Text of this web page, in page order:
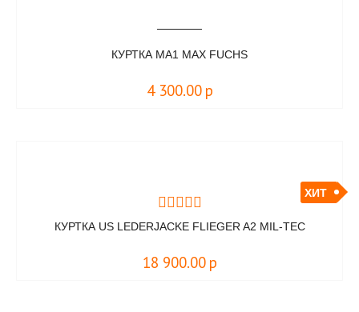
КУРТКА MA1 MAX FUCHS
4 300.00 р
ХИТ
КУРТКА US LEDERJACKE FLIEGER A2 MIL-TEC
18 900.00 р